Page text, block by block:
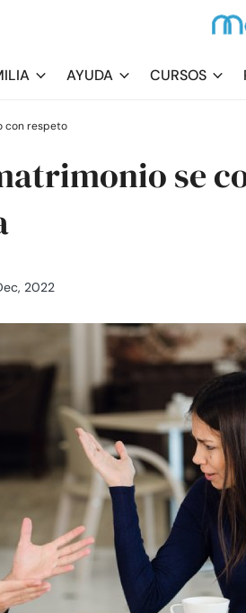
AYUDA CURSOS
con respeto
se
2022